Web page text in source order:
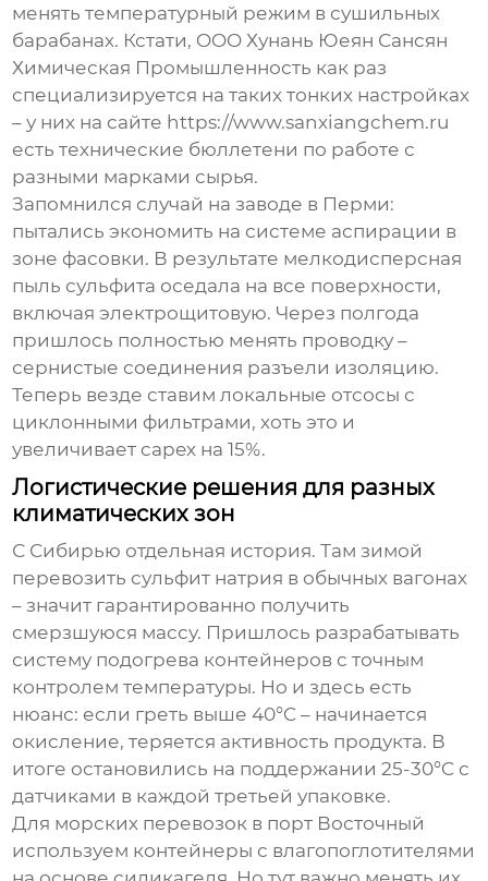
менять температурный режим в сушильных
барабанах. Кстати, OOO Хунань Юеян Сансян
Химическая Промышленность как раз
специализируется на таких тонких настройках
– у них на сайте https://www.sanxiangchem.ru
есть технические бюллетени по работе с
разными марками сырья.
Запомнился случай на заводе в Перми:
пытались экономить на системе аспирации в
зоне фасовки. В результате мелкодисперсная
пыль сульфита оседала на все поверхности,
включая электрощитовую. Через полгода
пришлось полностью менять проводку –
сернистые соединения разъели изоляцию.
Теперь везде ставим локальные отсосы с
циклонными фильтрами, хоть это и
увеличивает capex на 15%.
Логистические решения для разных
климатических зон
С Сибирью отдельная история. Там зимой
перевозить сульфит натрия в обычных вагонах
– значит гарантированно получить
смерзшуюся массу. Пришлось разрабатывать
систему подогрева контейнеров с точным
контролем температуры. Но и здесь есть
нюанс: если греть выше 40°C – начинается
окисление, теряется активность продукта. В
итоге остановились на поддержании 25-30°C с
датчиками в каждой третьей упаковке.
Для морских перевозок в порт Восточный
используем контейнеры с влагопоглотителями